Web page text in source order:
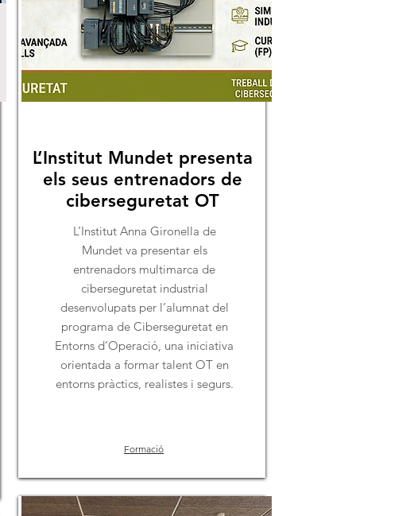
L’Institut Mundet presenta
els seus entrenadors de
ciberseguretat OT
L’Institut Anna Gironella de
Mundet va presentar els
entrenadors multimarca de
ciberseguretat industrial
desenvolupats per l’alumnat del
programa de Ciberseguretat en
Entorns d’Operació, una iniciativa
orientada a formar talent OT en
entorns pràctics, realistes i segurs.
Formació